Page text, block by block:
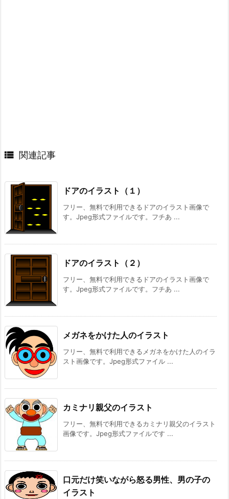
 関連記事
ドアのイラスト（１）
フリー、無料で利用できるドアのイラスト画像で
す。Jpeg形式ファイルです。フチあ ...
ドアのイラスト（２）
フリー、無料で利用できるドアのイラスト画像で
す。Jpeg形式ファイルです。フチあ ...
メガネをかけた人のイラスト
フリー、無料で利用できるメガネをかけた人のイラ
スト画像です。Jpeg形式ファイル ...
カミナリ親父のイラスト
フリー、無料で利用できるカミナリ親父のイラスト
画像です。Jpeg形式ファイルです ...
口元だけ笑いながら怒る男性、男の子の
イラスト